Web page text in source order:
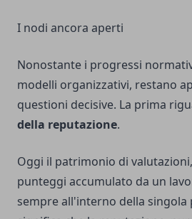
I nodi ancora aperti
Nonostante i progressi
modelli organizzativi, restano
questioni decisive. La prima
della reputazione.
Oggi il patrimonio di
punteggi accumulato da un
sempre all'interno della